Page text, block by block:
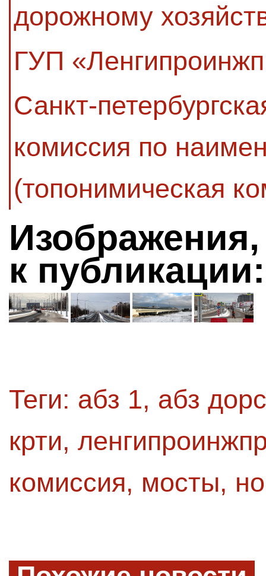
дорожному
ГУП
Санкт-
комиссия по
(топонимическая
к публикации:
Теги: абз 1, абз
крти,
комиссия, мосты,